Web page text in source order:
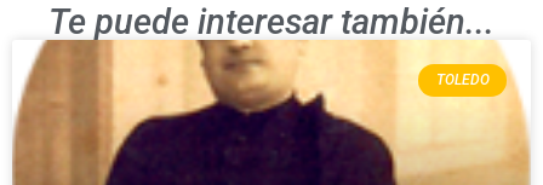
Te puede interesar también...
TOLEDO